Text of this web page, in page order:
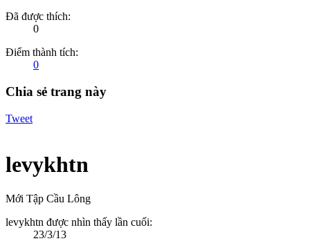
Đã được thích:
0
Điểm thành tích:
0
Chia sẻ trang này
Tweet
levykhtn
Mới Tập Cầu Lông
levykhtn được nhìn thấy lần cuối:
23/3/13